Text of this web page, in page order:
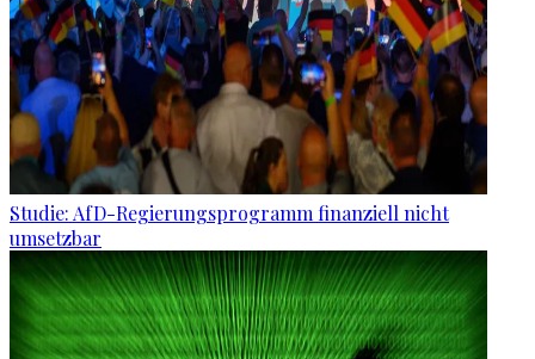
Studie: AfD-Regierungsprogramm finanziell nicht
umsetzbar